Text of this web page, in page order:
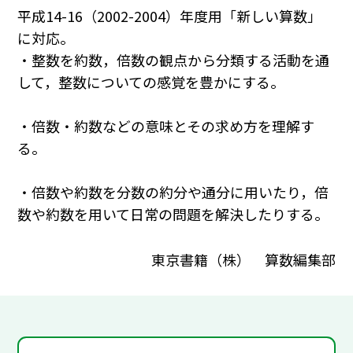
平成14-16（2002-2004）年度用「新しい算数」
に対応。
・整数を約数，倍数の観点から分類する活動を通
して，整数についての感覚を豊かにする。
・倍数・約数などの意味とその求め方を理解す
る。
・倍数や約数を分数の約分や通分に用いたり，倍
数や約数を用いて日常の問題を解決したりする。
東京書籍（株） 算数編集部